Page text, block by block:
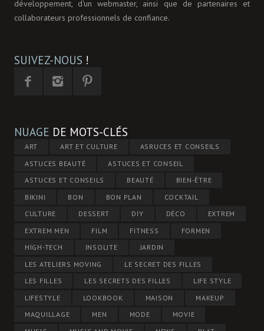
développement, d'un webmaster, ainsi que de partenaires et
collaborateurs professionnels de confiance.
SUIVEZ-NOUS !
NUAGE DE MOTS-CLÉS
ART ART ET CULTURE
ASRUCES ET CONSEILS
ASTUCES BEAUTÉ
ASTUCES ET CONSEIL
ASTUCES ET CONSEILS
BEAUTÉ
BIEN-ÊTRE
BIKINI
BON BON PLAN
COCKTAIL
CULTURE
DESSERT DIY DÉCO
EXTREM
EXTREM MEN
FILM FITNESS
FORMEN
HIGH-TECH
INSOLITE
JARDIN
LES ATELIERS MOVING
LE SECRET DES FILLES
LES FILLES
LES SECRETS DES FILLES
LIFE STYLE
LIFESTYLE
LOOKBOOK MAISON
MAKEUP
MAQUILLAGE
MEN MODE
MOVIE